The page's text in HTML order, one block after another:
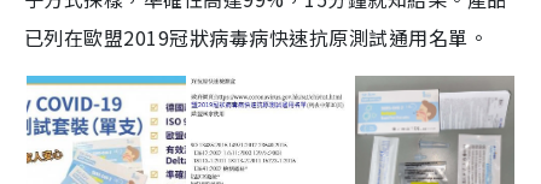
已列在歐盟2019冠狀病毒病快速抗原測試通用名單。